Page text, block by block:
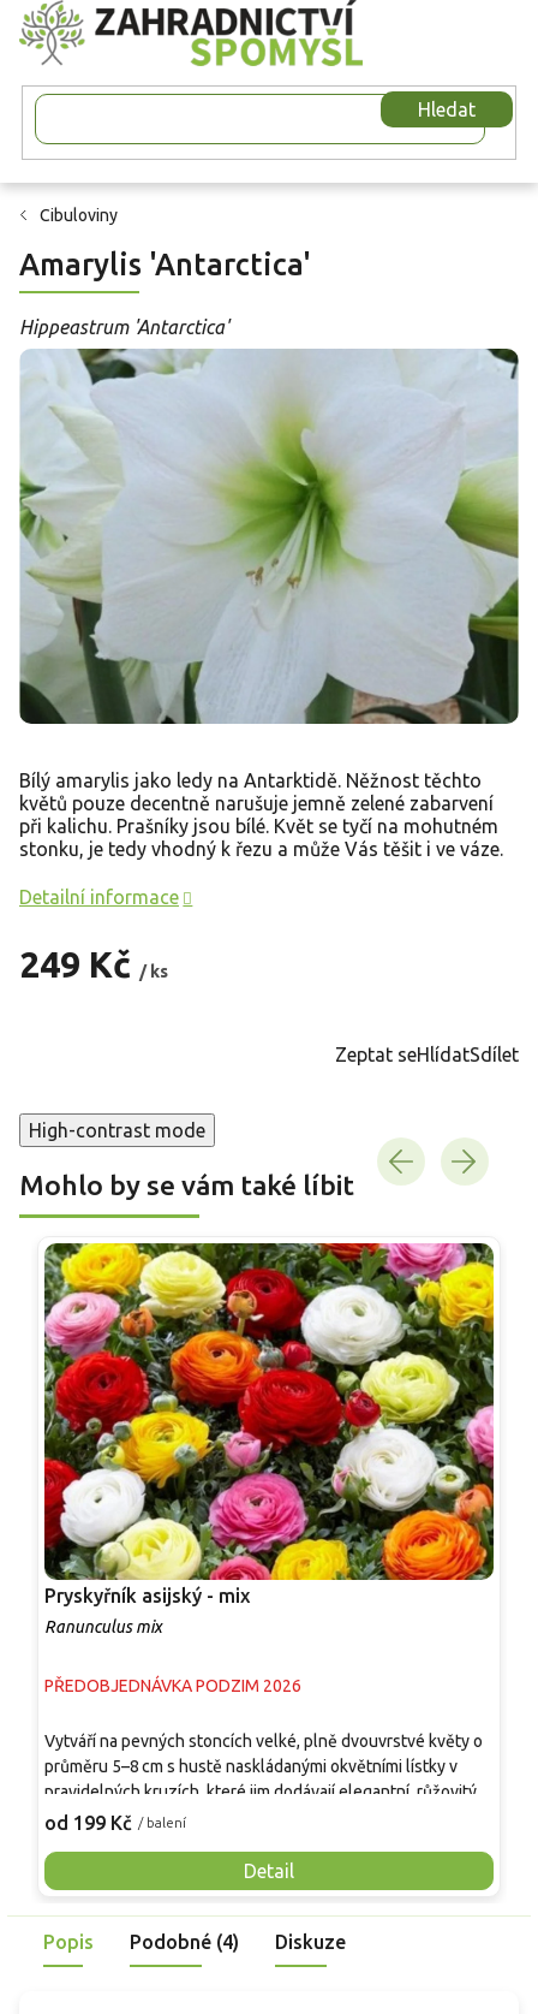
Přejít
na
obsah
Hledat
Cibuloviny
Amarylis 'Antarctica'
Hippeastrum 'Antarctica'
249 Kč / ks
Bílý amarylis jako ledy na Antarktidě. Něžnost těchto
květů pouze decentně narušuje jemně zelené zabarvení
při kalichu. Prašníky jsou bílé. Květ se tyčí na mohutném
stonku, je tedy vhodný k řezu a může Vás těšit i ve váze.
Detailní informace
Zeptat seHlídatSdílet
High-contrast mode
Mohlo by se vám také líbit
Pryskyřník asijský - mix
Ranunculus mix
PŘEDOBJEDNÁVKA PODZIM 2026
od 199 Kč / balení
Detail
Vytváří na pevných stoncích velké, plně dvouvrstvé květy o
průměru 5–8 cm s hustě naskládanými okvětními lístky v
pravidelných kruzích, které jim dodávají elegantní, růžovitý
vzhled. Listy jsou tmavě zelené a jemně členěné, tvoří
postupně od dubna do června a nabízí dlouhou sezónu
barev v záhonech i nádobách. Hodí se do skupinových i
plošných výsadeb, dobře kombinovatelná s trvalkami i jinými
cibulovinami, je vhodná také k řezu do vázy.
Popis Podobné (4) Diskuze